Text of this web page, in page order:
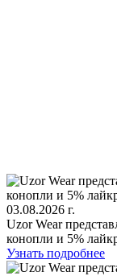
03.08.2026 г.
Uzor Wear
конопли и 5%
Узнать подробнее